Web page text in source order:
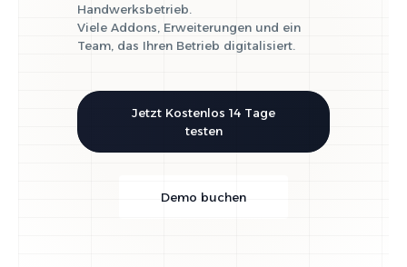
Handwerksbetrieb.
Viele Addons, Erweiterungen und ein
Team, das Ihren Betrieb digitalisiert.
Jetzt Kostenlos 14 Tage
testen
Demo buchen